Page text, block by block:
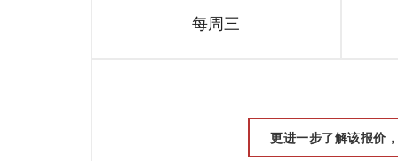
每周三
更进一步了解该报价